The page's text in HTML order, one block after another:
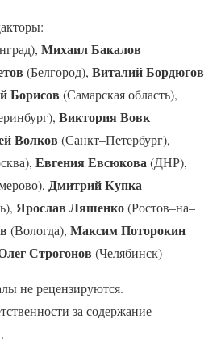
Михаил Бакалов
(Белгород), Виталий Бордюгов
Борисов (Самарская область),
Виктория Вовк
Волков (Санкт–Петербург),
Евгения Евсюкова(ДНР),
Дмитрий Купка
Ярослав Ляшенко(Ростов–на–
(Вологда), Максим Поторокин
Строгонов (Челябинск)
не рецензируются.
за содержание